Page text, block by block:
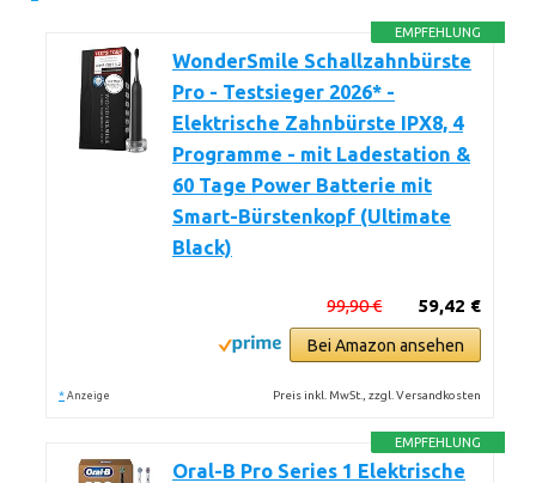
EMPFEHLUNG
WonderSmile Schallzahnbürste
Pro - Testsieger 2026* -
Elektrische Zahnbürste IPX8, 4
Programme - mit Ladestation &
60 Tage Power Batterie mit
Smart-Bürstenkopf (Ultimate
Black)
59,42 €
99,90 €
Bei Amazon ansehen
* Anzeige Preis inkl. MwSt., zzgl. Versandkosten
EMPFEHLUNG
Oral-B Pro Series 1 Elektrische